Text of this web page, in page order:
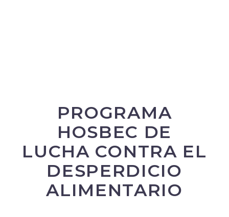
PROGRAMA
HOSBEC DE
LUCHA CONTRA EL
DESPERDICIO
ALIMENTARIO